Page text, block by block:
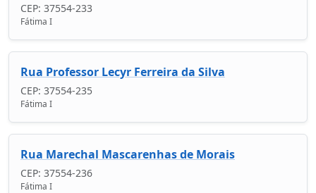
CEP: 37554-233
Fátima I
Rua Professor Lecyr Ferreira da Silva
CEP: 37554-235
Fátima I
Rua Marechal Mascarenhas de Morais
CEP: 37554-236
Fátima I